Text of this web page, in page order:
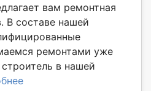
вам ремонтная
В составе нашей
ремонтами уже
в нашей